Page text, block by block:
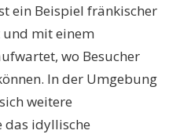
ein Beispiel fränkischer
mit einem
wo Besucher
In der Umgebung
weitere
das idyllische